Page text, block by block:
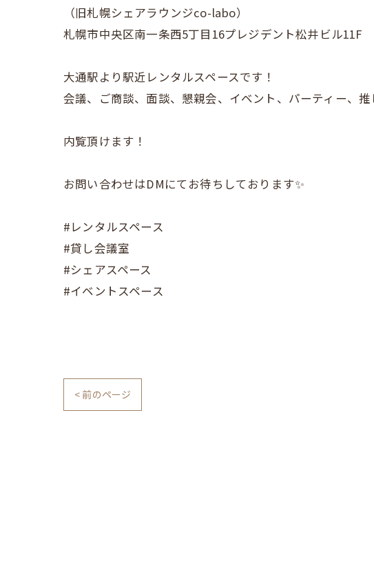
（旧札幌シェアラウンジco-labo）
札幌市中央区南一条西5丁目16プレジデント松井ビル11F
大通駅より駅近レンタルスペースです！
会議、ご商談、面談、懇親会、イベント、パーティー、
内覧頂けます！
お問い合わせはDMにてお待ちしております✨
#レンタルスペース
#貸し会議室
#シェアスペース
#イベントスペース
< 前のページ